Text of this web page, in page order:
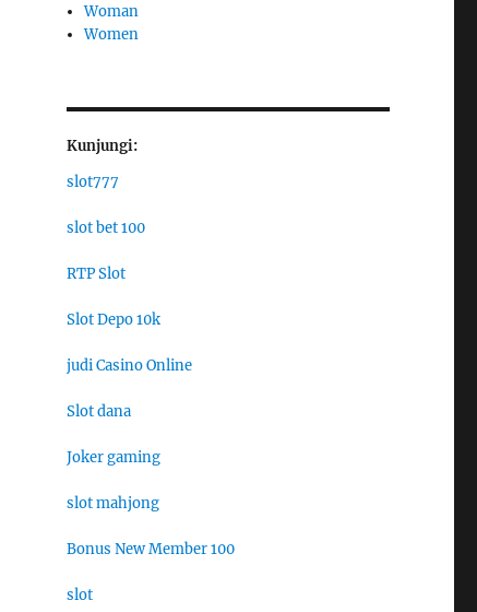
Woman
Women
Kunjungi:
slot777
slot bet 100
RTP Slot
Slot Depo 10k
judi Casino Online
Slot dana
Joker gaming
slot mahjong
Bonus New Member 100
slot